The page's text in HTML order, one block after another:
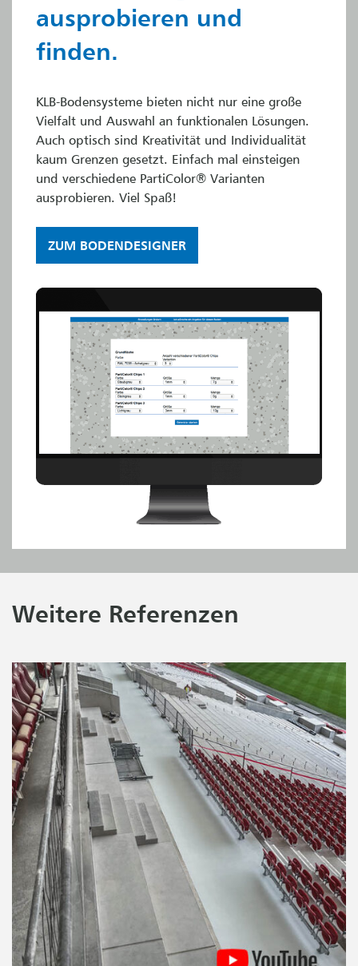
ausprobieren und
finden.
KLB-Bodensysteme bieten nicht nur eine große
Vielfalt und Auswahl an funktionalen Lösungen.
Auch optisch sind Kreativität und Individualität
kaum Grenzen gesetzt. Einfach mal einsteigen
und verschiedene PartiColor® Varianten
ausprobieren. Viel Spaß!
ZUM BODENDESIGNER
Weitere Referenzen